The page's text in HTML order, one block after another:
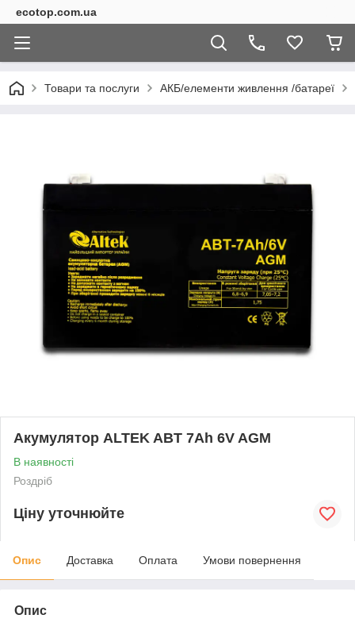
ecotop.com.ua
Товари та послуги АКБ/елементи живлення /батареї
Акумулятор ALTEK ABT 7Ah 6V AGM
В наявності
Роздріб
Ціну уточнюйте
Опис Доставка Оплата Умови повернення
Опис